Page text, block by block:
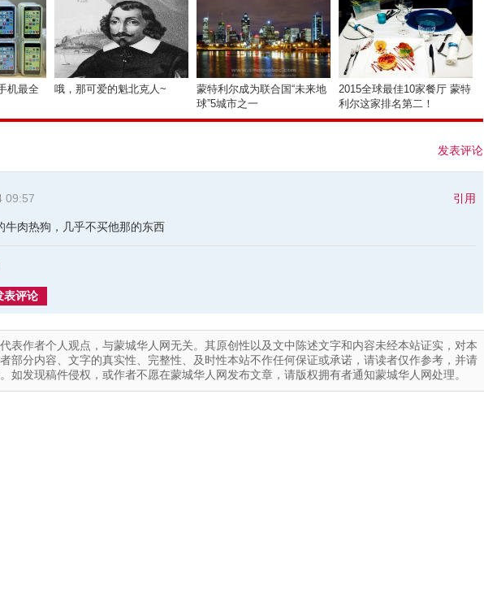
机最全
哦，那可爱的魁北克人~
蒙特利尔成为联合国“未来地
球”5城市之一
2015全球最佳10家餐厅 蒙特
利尔这家排名第二！
发表评论
引用
09:57
牛肉热狗，几乎不买他那的东西
表评论
表作者个人观点，与蒙城华人网无关。其原创性以及文中陈述文字和内容未经本站证实，对本
部分内容、文字的真实性、完整性、及时性本站不作任何保证或承诺，请读者仅作参考，并请
如发现稿件侵权，或作者不愿在蒙城华人网发布文章，请版权拥有者通知蒙城华人网处理。